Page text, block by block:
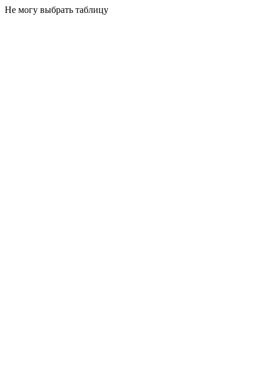
Не могу выбрать таблицу